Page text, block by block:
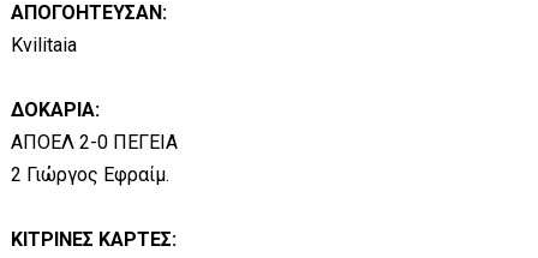
ΑΠΟΓΟΗΤΕΥΣΑΝ:
Kvilitaia
ΔΟΚΑΡΙΑ:
ΑΠΟΕΛ 2-0 ΠΕΓΕΙΑ
2 Γιώργος Εφραίμ.
ΚΙΤΡΙΝΕΣ ΚΑΡΤΕΣ: